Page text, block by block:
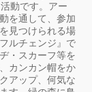
動です。アー
を通して、参加
見つけられる場
ルチェンジ』で
・スカーフ等を
カンカン帽をか
アップ、何気な